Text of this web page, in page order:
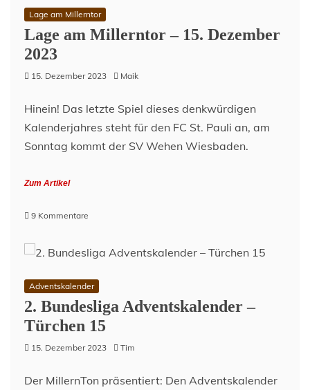
Lage am Millerntor
Lage am Millerntor – 15. Dezember
2023
15. Dezember 2023 Maik
Hinein! Das letzte Spiel dieses denkwürdigen
Kalenderjahres steht für den FC St. Pauli an, am
Sonntag kommt der SV Wehen Wiesbaden.
Zum Artikel
9 Kommentare
Millerntor
15.
Dezember
2023
Adventskalender
2. Bundesliga Adventskalender –
Türchen 15
15. Dezember 2023 Tim
Der MillernTon präsentiert: Den Adventskalender